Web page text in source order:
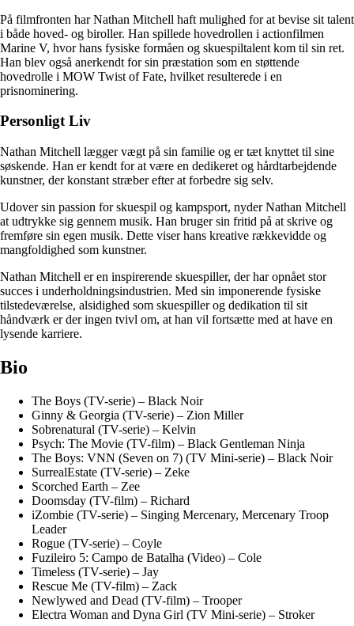
På filmfronten har Nathan Mitchell haft mulighed for at bevise sit talent
i både hoved- og biroller. Han spillede hovedrollen i actionfilmen
Marine V, hvor hans fysiske formåen og skuespiltalent kom til sin ret.
Han blev også anerkendt for sin præstation som en støttende
hovedrolle i MOW Twist of Fate, hvilket resulterede i en
prisnominering.
Personligt Liv
Nathan Mitchell lægger vægt på sin familie og er tæt knyttet til sine
søskende. Han er kendt for at være en dedikeret og hårdtarbejdende
kunstner, der konstant stræber efter at forbedre sig selv.
Udover sin passion for skuespil og kampsport, nyder Nathan Mitchell
at udtrykke sig gennem musik. Han bruger sin fritid på at skrive og
fremføre sin egen musik. Dette viser hans kreative rækkevidde og
mangfoldighed som kunstner.
Nathan Mitchell er en inspirerende skuespiller, der har opnået stor
succes i underholdningsindustrien. Med sin imponerende fysiske
tilstedeværelse, alsidighed som skuespiller og dedikation til sit
håndværk er der ingen tvivl om, at han vil fortsætte med at have en
lysende karriere.
Bio
The Boys (TV-serie) – Black Noir
Ginny & Georgia (TV-serie) – Zion Miller
Sobrenatural (TV-serie) – Kelvin
Psych: The Movie (TV-film) – Black Gentleman Ninja
The Boys: VNN (Seven on 7) (TV Mini-serie) – Black Noir
SurrealEstate (TV-serie) – Zeke
Scorched Earth – Zee
Doomsday (TV-film) – Richard
iZombie (TV-serie) – Singing Mercenary, Mercenary Troop
Leader
Rogue (TV-serie) – Coyle
Fuzileiro 5: Campo de Batalha (Video) – Cole
Timeless (TV-serie) – Jay
Rescue Me (TV-film) – Zack
Newlywed and Dead (TV-film) – Trooper
Electra Woman and Dyna Girl (TV Mini-serie) – Stroker